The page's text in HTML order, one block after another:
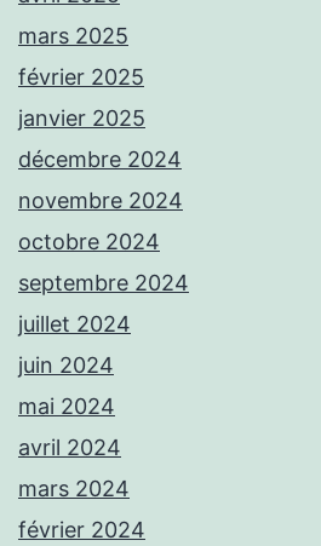
mars 2025
février 2025
janvier 2025
décembre 2024
novembre 2024
octobre 2024
septembre 2024
juillet 2024
juin 2024
mai 2024
avril 2024
mars 2024
février 2024